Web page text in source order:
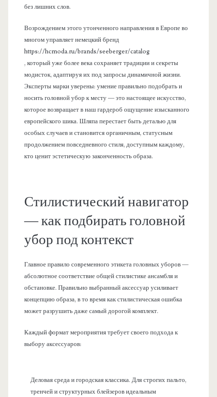
без лишних слов.
Возрождением этого утонченного направления в Европе во
многом управляет немецкий бренд
https://hcmoda.ru/brands/seeberger/catalog
, который уже более века сохраняет традиции и секреты
модисток, адаптируя их под запросы динамичной жизни.
Эксперты марки уверены: умение правильно подобрать и
носить головной убор к месту — это настоящее искусство,
которое возвращает в наш гардероб ощущение изысканного
европейского шика. Шляпа перестает быть деталью для
особых случаев и становится органичным, статусным
продолжением повседневного стиля, доступным каждому,
кто ценит эстетическую законченность образа.
Стилистический навигатор
— как подбирать головной
убор под контекст
Главное правило современного этикета головных уборов —
абсолютное соответствие общей стилистике ансамбля и
обстановке. Правильно выбранный аксессуар усиливает
концепцию образа, в то время как стилистическая ошибка
может разрушить даже самый дорогой комплект.
Каждый формат мероприятия требует своего подхода к
выбору аксессуаров:
Деловая среда и городская классика. Для строгих пальто,
тренчей и структурных блейзеров идеальным